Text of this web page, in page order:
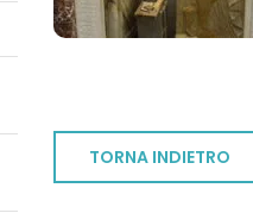
TORNA INDIETRO